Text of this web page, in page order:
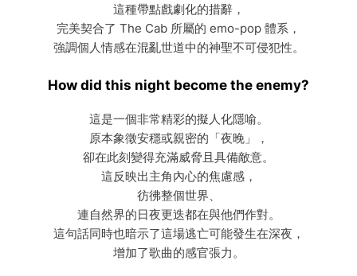
這種帶點戲劇化的措辭，
完美契合了 The Cab 所屬的 emo-pop 體系，
強調個人情感在混亂世道中的神聖不可侵犯性。
How did this night become the enemy?
這是一個非常精彩的擬人化隱喻。
原本象徵安穩或親密的「夜晚」，
卻在此刻變得充滿威脅且具備敵意。
這反映出主角內心的焦慮感，
彷彿整個世界、
連自然界的日夜更迭都在與他們作對。
這句話同時也暗示了這場逃亡可能發生在深夜，
增加了歌曲的感官張力。